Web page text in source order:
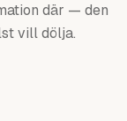
där — den
vill dölja.